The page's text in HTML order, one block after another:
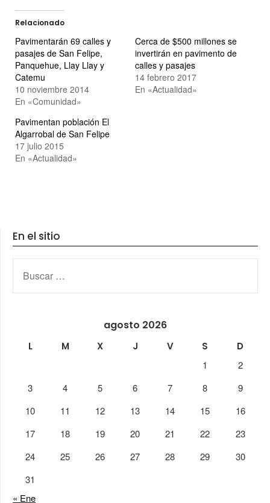
Relacionado
Pavimentarán 69 calles y
pasajes de San Felipe,
Panquehue, Llay Llay y
Catemu
10 noviembre 2014
En «Comunidad»
Cerca de $500 millones se
invertirán en pavimento de
calles y pasajes
14 febrero 2017
En «Actualidad»
Pavimentan población El
Algarrobal de San Felipe
17 julio 2015
En «Actualidad»
En el sitio
agosto 2026
L M X J V S
D
1
2
3
4 5 6 7 8
9
10
11 12 13 14 15
16
17
18 19 20 21 22
23
24
25 26 27 28 29
30
31
« Ene